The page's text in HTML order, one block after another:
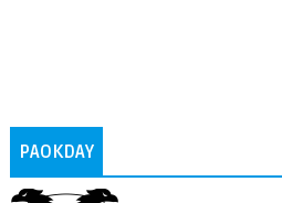
PAOKDAY